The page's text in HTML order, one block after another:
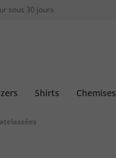
sous 30 jours
Shirts Chemises